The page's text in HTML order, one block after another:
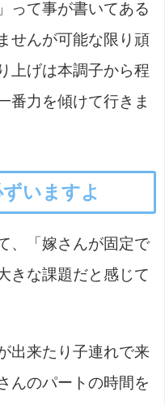
って事が書いてある
せんが可能な限り頑
上げは本調子から程
番力を傾けて行きま
いますよ
、「嫁さんが固定で
きな課題だと感じて
出来たり子連れで来
んのパートの時間を